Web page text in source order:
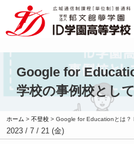
Google for
学校の事例校とし
ホーム >不登校 >Google for Educationとは？
2023 / 7 / 21 (金)